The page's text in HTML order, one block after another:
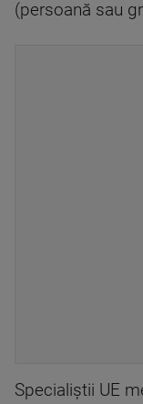
(persoană sau
Specialiștii UE